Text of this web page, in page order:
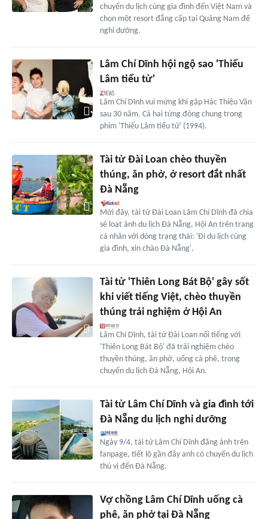
chuyến du lịch cùng gia đình đến Việt Nam và
chọn một resort đẳng cấp tại Quảng Nam để
nghỉ dưỡng.
Lâm Chí Dĩnh hội ngộ sao 'Thiếu
Lâm tiểu tử'
Lâm Chí Dĩnh vui mừng khi gặp Hác Thiệu Văn
sau 30 năm. Cả hai từng đóng chung trong
phim 'Thiếu Lâm tiểu tử' (1994).
Tài tử Đài Loan chèo thuyền
thúng, ăn phở, ở resort đắt nhất
Đà Nẵng
Mới đây, tài tử Đài Loan Lâm Chí Dĩnh đã chia
sẻ loạt ảnh du lịch Đà Nẵng, Hội An trên trang
cá nhân với dòng trạng thái: 'Đi du lịch cùng
gia đình, xin chào Đà Nẵng'.
Tài tử 'Thiên Long Bát Bộ' gây sốt
khi viết tiếng Việt, chèo thuyền
thúng trải nghiệm ở Hội An
Lâm Chí Dĩnh, tài tử Đài Loan nổi tiếng với
'Thiên Long Bát Bộ' đã trải nghiệm chèo
thuyền thúng, ăn phở, uống cà phê, trong
chuyến du lịch Đà Nẵng, Hội An.
Tài tử Lâm Chí Dĩnh và gia đình tới
Đà Nẵng du lịch nghỉ dưỡng
Ngày 9/4, tài tử Lâm Chí Dĩnh đăng ảnh trên
fanpage, tiết lộ gần đây anh có chuyến du lịch
thú vị đến Đà Nẵng.
Vợ chồng Lâm Chí Dĩnh uống cà
phê, ăn phở tại Đà Nẵng